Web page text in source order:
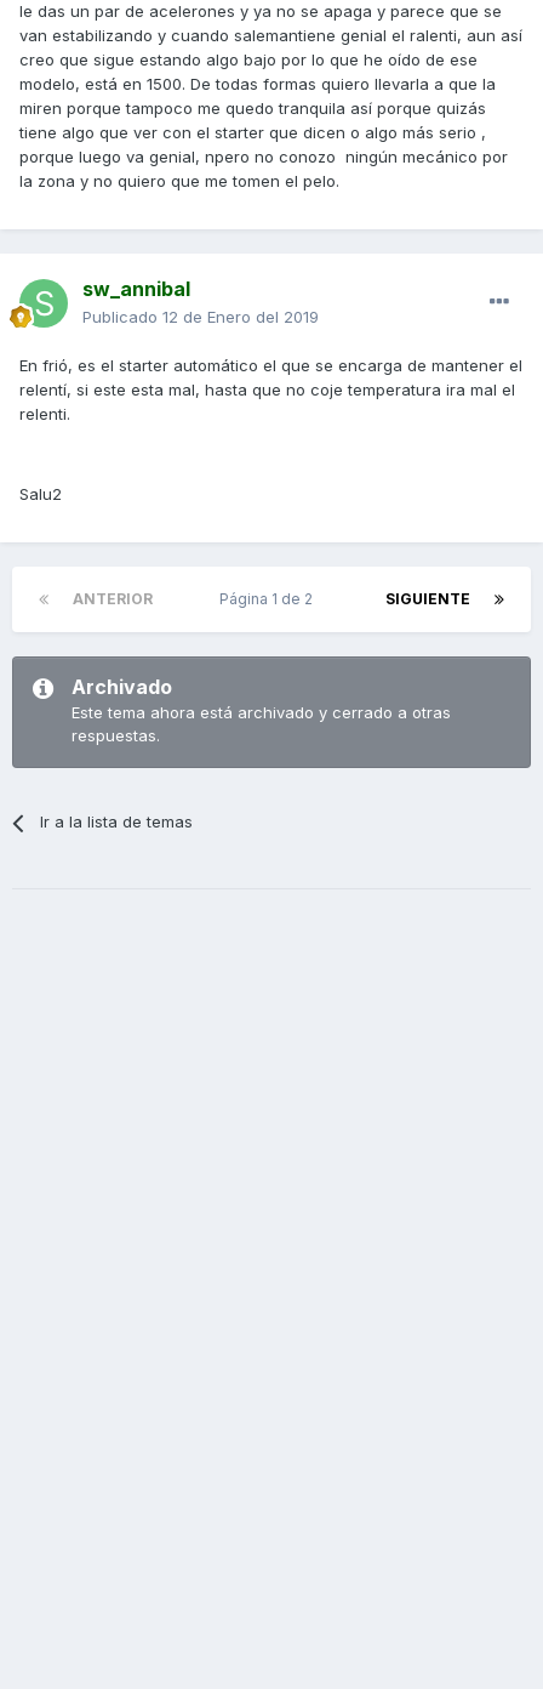
le das un par de acelerones y ya no se apaga y parece que se
van estabilizando y cuando salemantiene genial el ralenti, aun así
creo que sigue estando algo bajo por lo que he oído de ese
modelo, está en 1500. De todas formas quiero llevarla a que la
miren porque tampoco me quedo tranquila así porque quizás
tiene algo que ver con el starter que dicen o algo más serio ,
porque luego va genial, npero no conozo ningún mecánico por
la zona y no quiero que me tomen el pelo.
sw_annibal
Publicado 12 de Enero del 2019
En frió, es el starter automático el que se encarga de mantener el
relentí, si este esta mal, hasta que no coje temperatura ira mal el
relenti.
Salu2
ANTERIOR SIGUIENTE
Página 1 de 2
Archivado
Este tema ahora está archivado y cerrado a otras
respuestas.
Ir a la lista de temas